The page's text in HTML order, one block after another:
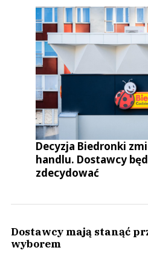
Decyzja Biedronki
handlu. Dostawcy
zdecydować
Dostawcy mają stanąć
wyborem